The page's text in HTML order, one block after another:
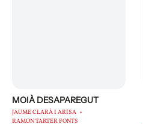
MOIÀ DESAPAREGUT
JAUME CLARÀ I ARISA
RAMON TARTER FONTS